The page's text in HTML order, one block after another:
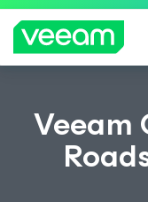
Hinweise von
Update von
Veeam